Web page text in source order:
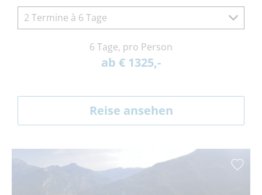
2 Termine à 6 Tage
6 Tage, pro Person
ab € 1325,-
Reise ansehen